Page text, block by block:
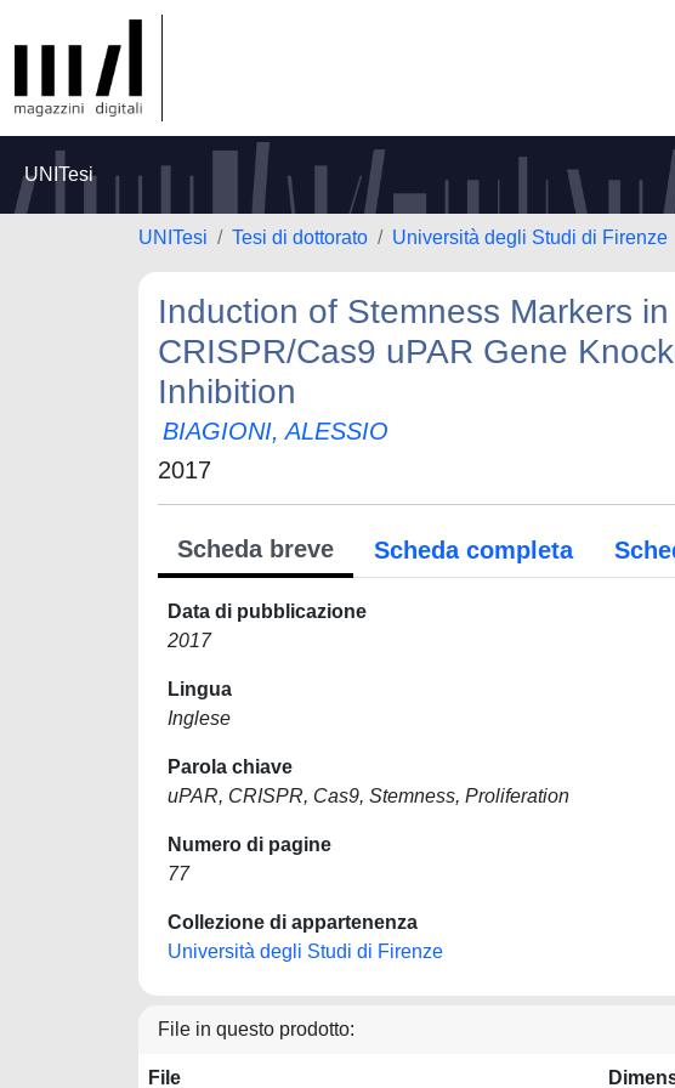
UNITesi
UNITesi Tesi di dottorato Università degli Studi di Firenze
Induction of Stemness Markers
CRISPR/Cas9 uPAR Gene
Inhibition
BIAGIONI, ALESSIO
2017
Scheda breve Scheda completa
Data di pubblicazione
2017
Lingua
Inglese
Parola chiave
uPAR, CRISPR, Cas9, Stemness, Proliferation
Numero di pagine
77
Collezione di appartenenza
Università degli Studi di Firenze
File in questo prodotto:
File